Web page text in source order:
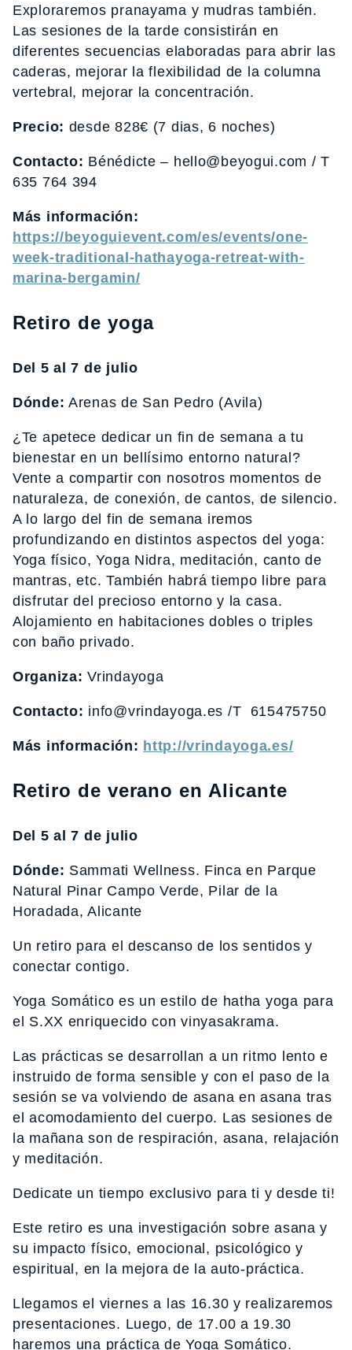
Exploraremos pranayama y mudras también.
Las sesiones de la tarde consistirán en
diferentes secuencias elaboradas para abrir las
caderas, mejorar la flexibilidad de la columna
vertebral, mejorar la concentración.
Precio: desde 828€ (7 dias, 6 noches)
Contacto: Bénédicte – hello@beyogui.com / T
635 764 394
Más información:
https://beyoguievent.com/es/events/one-
week-traditional-hathayoga-retreat-with-
marina-bergamin/
Retiro de yoga
Del 5 al 7 de julio
Dónde: Arenas de San Pedro (Avila)
¿Te apetece dedicar un fin de semana a tu
bienestar en un bellísimo entorno natural?
Vente a compartir con nosotros momentos de
naturaleza, de conexión, de cantos, de silencio.
A lo largo del fin de semana iremos
profundizando en distintos aspectos del yoga:
Yoga físico, Yoga Nidra, meditación, canto de
mantras, etc. También habrá tiempo libre para
disfrutar del precioso entorno y la casa.
Alojamiento en habitaciones dobles o triples
con baño privado.
Organiza: Vrindayoga
Contacto: info@vrindayoga.es /T 615475750
Más información: http://vrindayoga.es/
Retiro de verano en Alicante
Del 5 al 7 de julio
Dónde: Sammati Wellness. Finca en Parque
Natural Pinar Campo Verde, Pilar de la
Horadada, Alicante
Un retiro para el descanso de los sentidos y
conectar contigo.
Yoga Somático es un estilo de hatha yoga para
el S.XX enriquecido con vinyasakrama.
Las prácticas se desarrollan a un ritmo lento e
instruido de forma sensible y con el paso de la
sesión se va volviendo de asana en asana tras
el acomodamiento del cuerpo. Las sesiones de
la mañana son de respiración, asana, relajación
y meditación.
Dedicate un tiempo exclusivo para ti y desde ti!
Este retiro es una investigación sobre asana y
su impacto físico, emocional, psicológico y
espiritual, en la mejora de la auto-práctica.
Llegamos el viernes a las 16.30 y realizaremos
presentaciones. Luego, de 17.00 a 19.30
haremos una práctica de Yoga Somático.